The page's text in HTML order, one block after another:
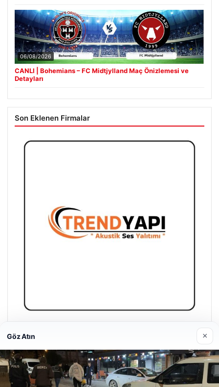
06/08/2026
CANLI | Bohemians – FC Midtjylland Maç Önizlemesi ve
Detayları
Son Eklenen Firmalar
Trend Yapı Akustik
Göz Atın ×